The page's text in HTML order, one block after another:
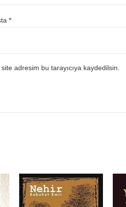
*
adresim bu tarayıcıya kaydedilsin.